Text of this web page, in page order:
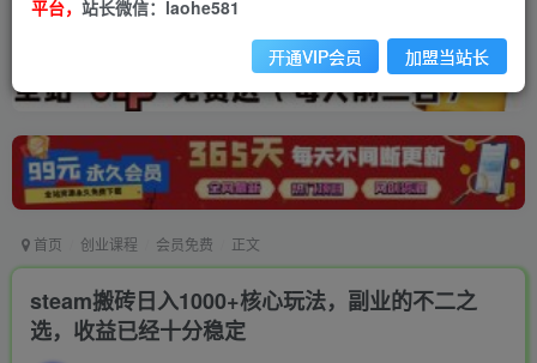
首页 创业课程 会员免费 正文
steam搬砖日入1000+核心玩法，副业的不二之
选，收益已经十分稳定
平台， 站长微信：laohe581
开通VIP会员 加盟当站长